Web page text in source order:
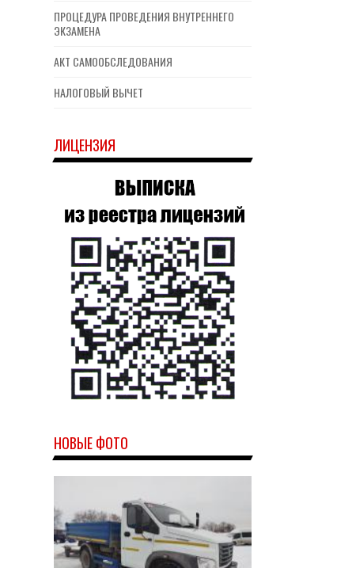
ПРОЦЕДУРА ПРОВЕДЕНИЯ ВНУТРЕННЕГО
ЭКЗАМЕНА
АКТ САМООБСЛЕДОВАНИЯ
НАЛОГОВЫЙ ВЫЧЕТ
ЛИЦЕНЗИЯ
НОВЫЕ ФОТО